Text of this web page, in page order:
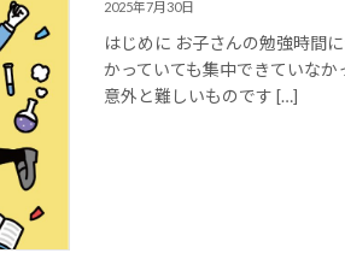
2025年7月30日
はじめに お子さんの勉強時間
かっていても集中できていな
意外と難しいものです […]